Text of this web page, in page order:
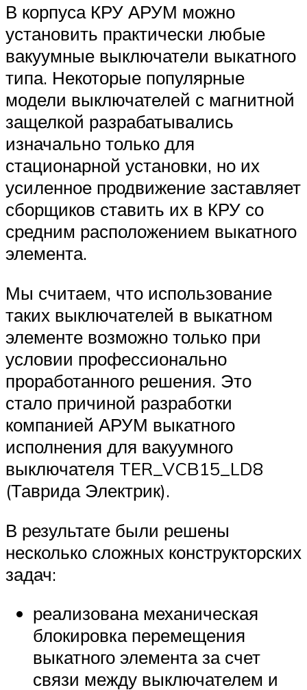
В корпуса КРУ АРУМ можно
установить практически любые
вакуумные выключатели выкатного
типа. Некоторые популярные
модели выключателей с магнитной
защелкой разрабатывались
изначально только для
стационарной установки, но их
усиленное продвижение заставляет
сборщиков ставить их в КРУ со
средним расположением выкатного
элемента.
Мы считаем, что использование
таких выключателей в выкатном
элементе возможно только при
условии профессионально
проработанного решения. Это
стало причиной разработки
компанией АРУМ выкатного
исполнения для вакуумного
выключателя TER_VCB15_LD8
(Таврида Электрик).
В результате были решены
несколько сложных конструкторских
задач:
реализована механическая
блокировка перемещения
выкатного элемента за счет
связи между выключателем и